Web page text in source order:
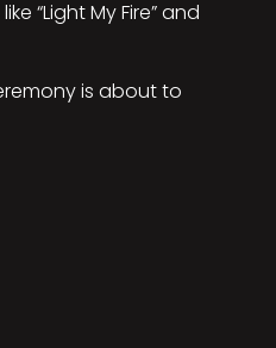
“Light My Fire” and
is about to